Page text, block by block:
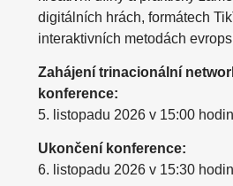
digitálních hrách, formátech
interaktivních metodách
Zahájení trinacionální
konference:
5. listopadu 2026 v 15:00 hodin
Ukončení konference:
6. listopadu 2026 v 15:30 hodin